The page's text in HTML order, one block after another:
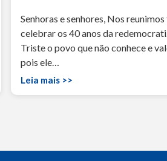
Senhoras e senhores, Nos
celebrar os 40 anos da
Triste o povo que não conhece e
pois ele…
Leia mais >>